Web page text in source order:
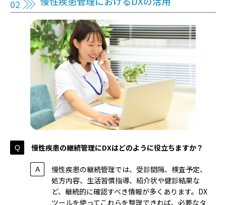
慢性疾患の継続管理にDXはどのように役立ちますか？
慢性疾患の継続管理では、受診間隔、検査予定、
処方内容、生活習慣指導、紹介状や健診結果な
ど、継続的に確認すべき情報が多くあります。DX
ツールを使ってこれらを整理できれば、必要なタ